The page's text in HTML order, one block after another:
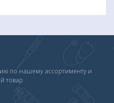
по нашему ассортименту и
товар